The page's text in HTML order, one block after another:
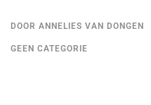
DOOR ANNELIES VAN DONGEN
GEEN CATEGORIE